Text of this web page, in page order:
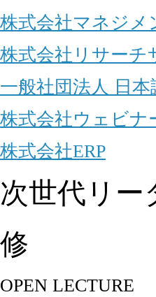
株式会社マネジメ
株式会社リサーチ
一般社団法人 日本
株式会社ウェビナ
株式会社ERP
次世代リー
修
OPEN LECTURE